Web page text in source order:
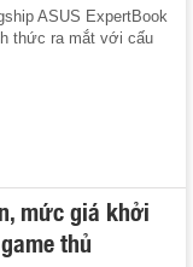
ASUS ExpertBook
thức ra mắt với cấu
mức giá khởi
thủ